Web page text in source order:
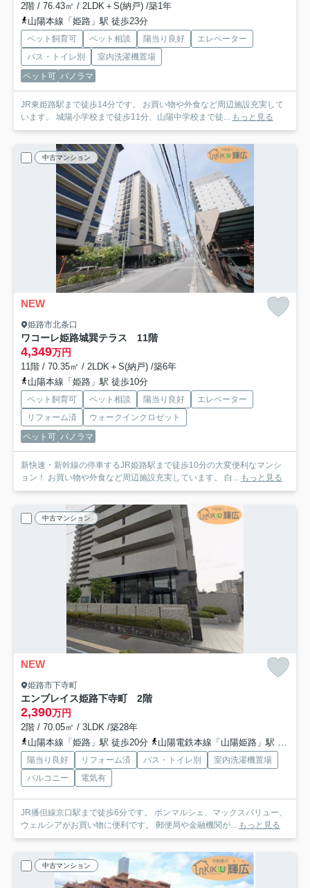
2階 / 76.43㎡ / 2LDK＋S(納戸) /築1年
山陽本線「姫路」駅 徒歩23分
ペット飼育可 ペット相談 陽当り良好
エレベーター
バス・トイレ別
室内洗濯機置場
ペット可 パノラマ
JR東姫路駅まで徒歩14分です。 お買い物や外食など周辺施設充実して
います。 城陽小学校まで徒歩11分、山陽中学校まで徒... もっと見る
中古マンション
NEW
姫路市北条口
ワコーレ姫路城巽テラス 11階
4,349万円
11階 / 70.35㎡ / 2LDK＋S(納戸) /築6年
山陽本線「姫路」駅 徒歩10分
ペット飼育可 ペット相談 陽当り良好
エレベーター
リフォーム済
ウォークインクロゼット
ペット可 パノラマ
新快速・新幹線の停車するJR姫路駅まで徒歩10分の大変便利なマンシ
ョン！ お買い物や外食など周辺施設充実しています。 白... もっと見る
中古マンション
NEW
姫路市下寺町
エンブレイス姫路下寺町 2階
2,390万円
2階 / 70.05㎡ / 3LDK /築28年
山陽本線「姫路」駅 徒歩20分
山陽電鉄本線「山陽姫路」駅 徒歩21分
陽当り良好 リフォーム済 バス・トイレ別
室内洗濯機置場
バルコニー
電気有
JR播但線京口駅まで徒歩6分です。 ボンマルシェ、マックスバリュー、
ウェルシアがお買い物に便利です。 郵便局や金融機関が... もっと見る
中古マンション